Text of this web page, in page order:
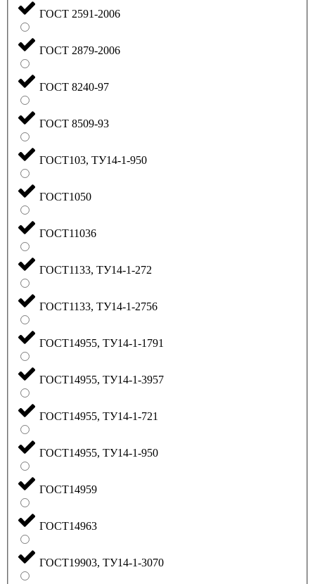
ГОСТ 2591-2006
ГОСТ 2879-2006
ГОСТ 8240-97
ГОСТ 8509-93
ГОСТ103, ТУ14-1-950
ГОСТ1050
ГОСТ11036
ГОСТ1133, ТУ14-1-272
ГОСТ1133, ТУ14-1-2756
ГОСТ14955, ТУ14-1-1791
ГОСТ14955, ТУ14-1-3957
ГОСТ14955, ТУ14-1-721
ГОСТ14955, ТУ14-1-950
ГОСТ14959
ГОСТ14963
ГОСТ19903, ТУ14-1-3070